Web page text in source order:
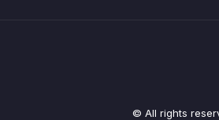
© All rights